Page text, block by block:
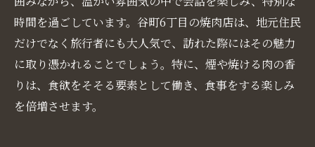
時間を過ごしています。谷町6丁目の焼肉店は、地元住民
だけでなく旅行者にも大人気で、訪れた際にはその魅力
に取り憑かれることでしょう。特に、煙や焼ける肉の香
りは、食欲をそそる要素として働き、食事をする楽しみ
を倍増させます。